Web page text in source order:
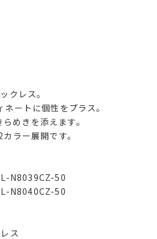
クレス。
ートに個性をプラス。
めきを添えます。
ラー展開です。
N8039CZ-50
N8040CZ-50
ス